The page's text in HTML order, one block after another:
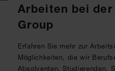
Arbeiten bei
Group
Erfahren Sie mehr zur
Möglichkeiten, die wir
Absolventen, Studierenden,